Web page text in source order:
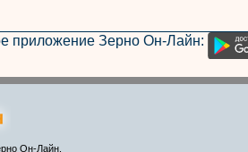
приложение Зерно Он-Лайн:
Он-Лайн.